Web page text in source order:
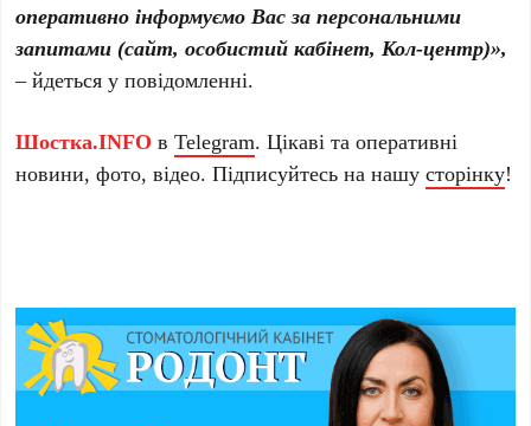
оперативно інформуємо Вас за персональними
запитами (сайт, особистий кабінет, Кол-центр)»,
– йдеться у повідомленні.
Шостка.INFO вTelegram. Цікаві та оперативні
новини, фото, відео. Підписуйтесь на нашусторінку!